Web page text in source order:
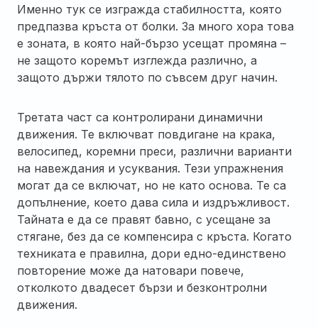
Именно тук се изгражда стабилността, която
предпазва кръста от болки. За много хора това
е зоната, в която най-бързо усещат промяна –
не защото коремът изглежда различно, а
защото държи тялото по съвсем друг начин.
Третата част са контролирани динамични
движения. Те включват повдигане на крака,
велосипед, коремни преси, различни варианти
на навеждания и усуквания. Тези упражнения
могат да се включат, но не като основа. Те са
допълнение, което дава сила и издръжливост.
Тайната е да се правят бавно, с усещане за
стягане, без да се компенсира с кръста. Когато
техниката е правилна, дори едно-единствено
повторение може да натовари повече,
отколкото двадесет бързи и безконтролни
движения.